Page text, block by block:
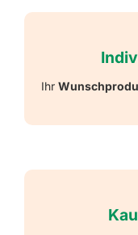
Ihr